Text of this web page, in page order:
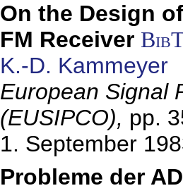
On the Design
FM Receiver
K.-D. Kammeyer
European Signal
(EUSIPCO), pp.
1. September
Probleme der